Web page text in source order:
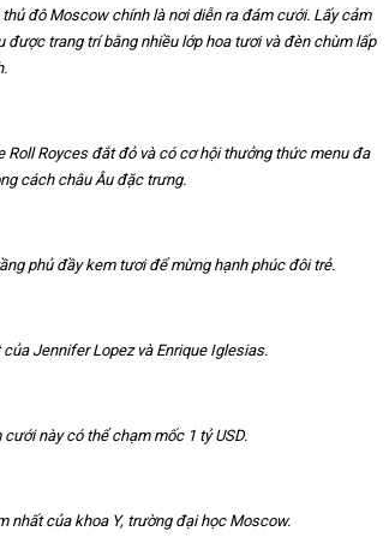
đô Moscow chính là nơi diễn ra đám cưới. Lấy cảm
trang trí bằng nhiều lớp hoa tươi và đèn chùm lấp
Royces đắt đỏ và có cơ hội thưởng thức menu đa
cách châu Âu đặc trưng.
phủ đầy kem tươi để mừng hạnh phúc đôi trẻ.
Jennifer Lopez và Enrique Iglesias.
này có thể chạm mốc 1 tỷ USD.
nhất của khoa Y, trường đại học Moscow.